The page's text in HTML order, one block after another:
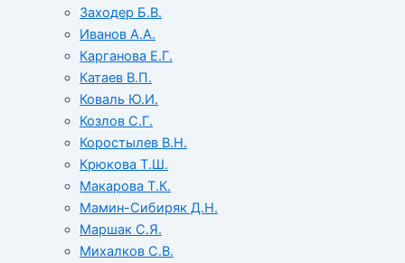
Заходер Б.В.
Иванов А.А.
Карганова Е.Г.
Катаев В.П.
Коваль Ю.И.
Козлов С.Г.
Коростылев В.Н.
Крюкова Т.Ш.
Макарова Т.К.
Мамин-Сибиряк Д.Н.
Маршак С.Я.
Михалков С.В.